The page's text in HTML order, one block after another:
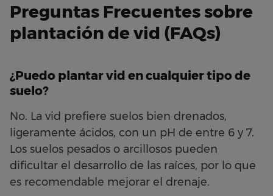
Preguntas Frecuentes sobre
plantación de vid (FAQs)
¿Puedo plantar vid en cualquier tipo de
suelo?
No. La vid prefiere suelos bien drenados,
ligeramente ácidos, con un pH de entre 6 y 7.
Los suelos pesados o arcillosos pueden
dificultar el desarrollo de las raíces, por lo que
es recomendable mejorar el drenaje.